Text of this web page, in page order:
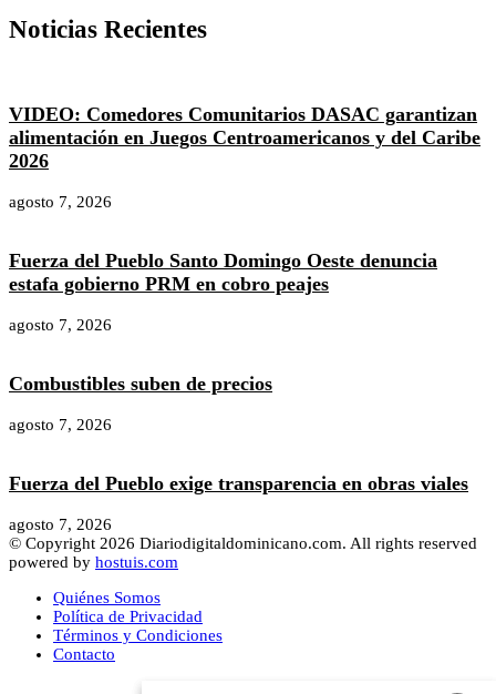
Noticias Recientes
VIDEO: Comedores Comunitarios DASAC garantizan
alimentación en Juegos Centroamericanos y del Caribe
2026
agosto 7, 2026
Fuerza del Pueblo Santo Domingo Oeste denuncia
estafa gobierno PRM en cobro peajes
agosto 7, 2026
Combustibles suben de precios
agosto 7, 2026
Fuerza del Pueblo exige transparencia en obras viales
agosto 7, 2026
© Copyright 2026 Diariodigitaldominicano.com. All rights reserved
powered by hostuis.com
Quiénes Somos
Política de Privacidad
Términos y Condiciones
Contacto